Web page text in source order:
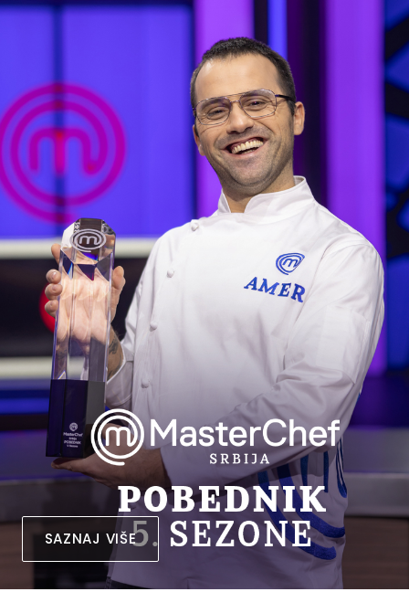
SAZNAJ VIŠE